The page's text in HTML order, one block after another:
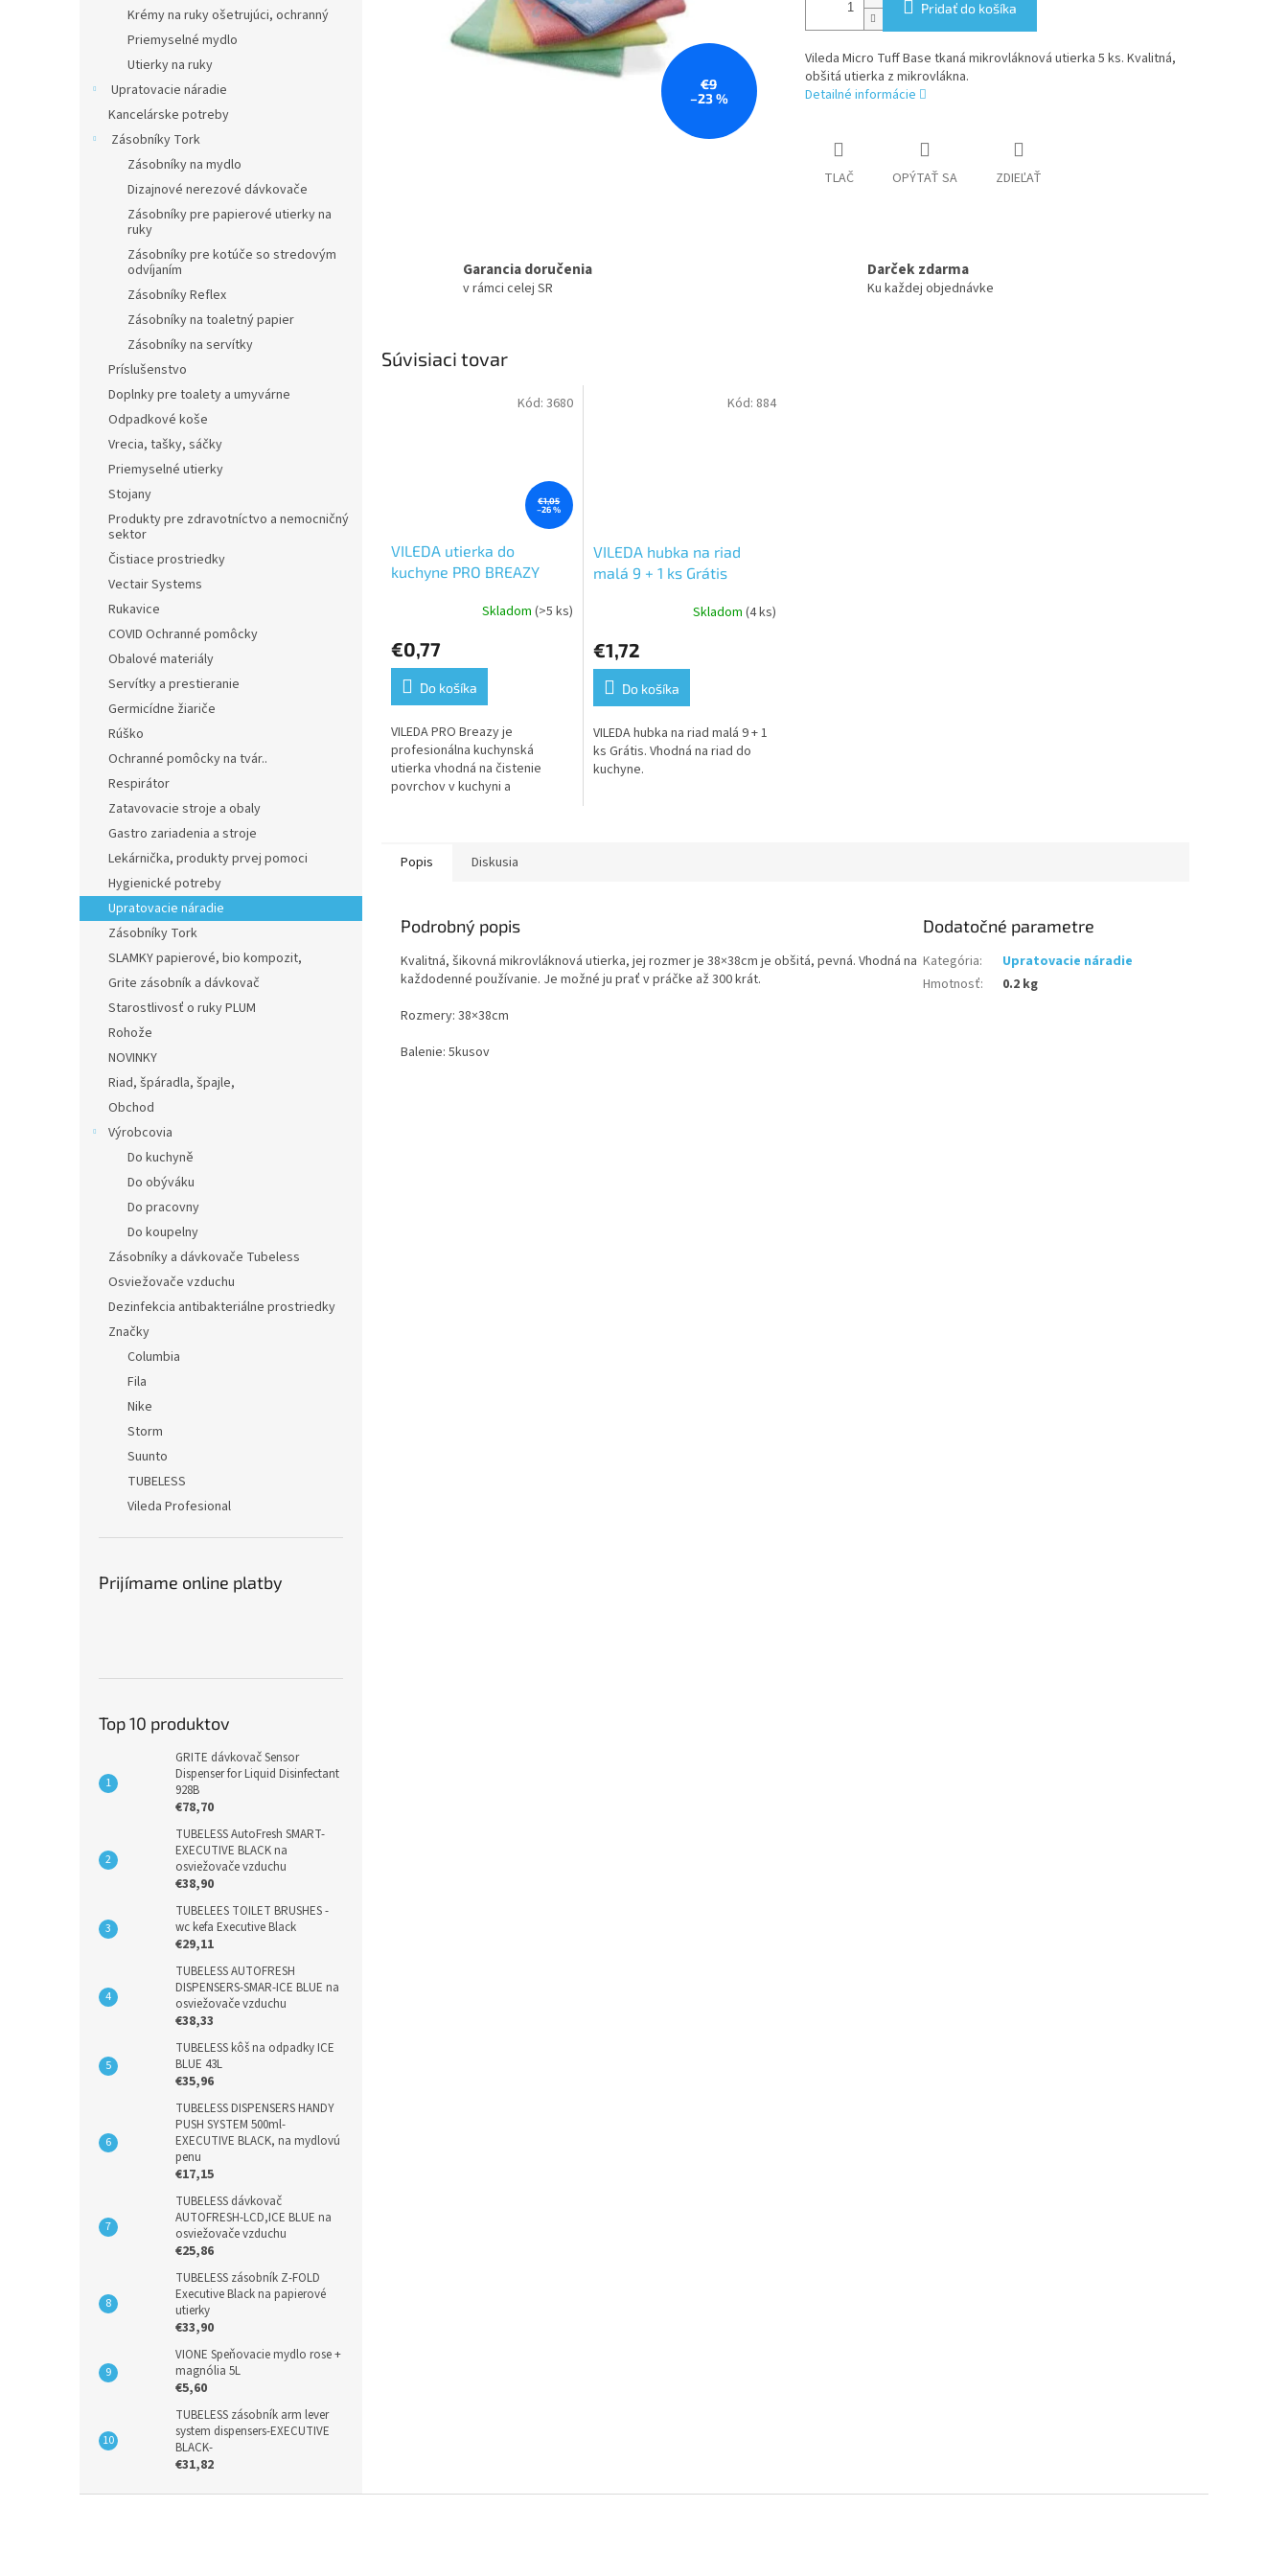
Krémy na ruky ošetrujúci, ochranný
Priemyselné mydlo
Utierky na ruky
Upratovacie náradie
Kancelárske potreby
Zásobníky Tork
Zásobníky na mydlo
Dizajnové nerezové dávkovače
Zásobníky pre papierové utierky na
ruky
Zásobníky pre kotúče so stredovým
odvíjaním
Zásobníky Reflex
Zásobníky na toaletný papier
Zásobníky na servítky
Príslušenstvo
Doplnky pre toalety a umyvárne
Odpadkové koše
Vrecia, tašky, sáčky
Priemyselné utierky
Stojany
Produkty pre zdravotníctvo a nemocničný
sektor
Čistiace prostriedky
Vectair Systems
Rukavice
COVID Ochranné pomôcky
Obalové materiály
Servítky a prestieranie
Germicídne žiariče
Rúško
Ochranné pomôcky na tvár..
Respirátor
Zatavovacie stroje a obaly
Gastro zariadenia a stroje
Lekárnička, produkty prvej pomoci
Hygienické potreby
Upratovacie náradie
Zásobníky Tork
SLAMKY papierové, bio kompozit,
Grite zásobník a dávkovač
Starostlivosť o ruky PLUM
Rohože
NOVINKY
Riad, špáradla, špajle,
Obchod
Výrobcovia
Do kuchyně
Do obýváku
Do pracovny
Do koupelny
Zásobníky a dávkovače Tubeless
Osviežovače vzduchu
Dezinfekcia antibakteriálne prostriedky
Značky
Columbia
Fila
Nike
Storm
Suunto
TUBELESS
Vileda Profesional
Prijímame online platby
Top 10 produktov
GRITE dávkovač Sensor
Dispenser for Liquid Disinfectant
928B
€78,70
TUBELESS AutoFresh SMART-
EXECUTIVE BLACK na
osviežovače vzduchu
€38,90
TUBELEES TOILET BRUSHES -
wc kefa Executive Black
€29,11
TUBELESS AUTOFRESH
DISPENSERS-SMAR-ICE BLUE na
osviežovače vzduchu
€38,33
TUBELESS kôš na odpadky ICE
BLUE 43L
€35,96
TUBELESS DISPENSERS HANDY
PUSH SYSTEM 500ml-
EXECUTIVE BLACK, na mydlovú
penu
€17,15
TUBELESS dávkovač
AUTOFRESH-LCD,ICE BLUE na
osviežovače vzduchu
€25,86
TUBELESS zásobník Z-FOLD
Executive Black na papierové
utierky
€33,90
VIONE Speňovacie mydlo rose +
magnólia 5L
€5,60
TUBELESS zásobník arm lever
system dispensers-EXECUTIVE
BLACK-
€31,82
€9
–23 %
Pridať do košíka
Vileda Micro Tuff Base tkaná mikrovláknová utierka 5 ks. Kvalitná,
obšitá utierka z mikrovlákna.
Detailné informácie
TLAČ OPÝTAŤ SA ZDIEĽAŤ
Garancia doručenia
v rámci celej SR
Darček zdarma
Ku každej objednávke
Súvisiaci tovar
€1,05
–26 %
VILEDA utierka do
kuchyne PRO BREAZY
produktu
je
5,0
z
5
hviezdičiek.
Skladom (>5 ks)
€0,77
Do košíka
VILEDA PRO Breazy je
profesionálna kuchynská
utierka vhodná na čistenie
povrchov v kuchyni a
Kód: 3680
VILEDA hubka na riad
malá 9 + 1 ks Grátis
Skladom (4 ks)
€1,72
Do košíka
VILEDA hubka na riad malá 9 + 1
ks Grátis. Vhodná na riad do
kuchyne.
Kód: 884
Popis Diskusia
Podrobný popis
Kvalitná, šikovná mikrovláknová utierka, jej rozmer je 38×38cm je obšitá, pevná. Vhodná na
každodenné používanie. Je možné ju prať v práčke až 300 krát.
Rozmery: 38×38cm
Balenie: 5kusov
Dodatočné parametre
Kategória:
Upratovacie náradie
Hmotnosť: 0.2 kg